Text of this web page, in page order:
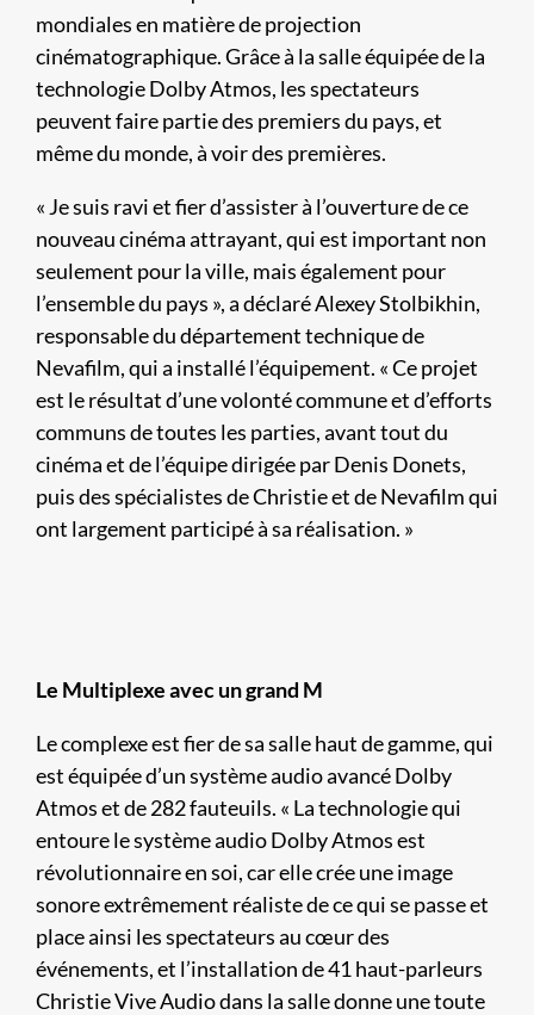
mondiales en matière de projection
cinématographique. Grâce à la salle équipée de la
technologie Dolby Atmos, les spectateurs
peuvent faire partie des premiers du pays, et
même du monde, à voir des premières.
« Je suis ravi et fier d’assister à l’ouverture de ce
nouveau cinéma attrayant, qui est important non
seulement pour la ville, mais également pour
l’ensemble du pays », a déclaré Alexey Stolbikhin,
responsable du département technique de
Nevafilm, qui a installé l’équipement. « Ce projet
est le résultat d’une volonté commune et d’efforts
communs de toutes les parties, avant tout du
cinéma et de l’équipe dirigée par Denis Donets,
puis des spécialistes de Christie et de Nevafilm qui
ont largement participé à sa réalisation. »
Le Multiplexe avec un grand M
Le complexe est fier de sa salle haut de gamme, qui
est équipée d’un système audio avancé Dolby
Atmos et de 282 fauteuils. « La technologie qui
entoure le système audio Dolby Atmos est
révolutionnaire en soi, car elle crée une image
sonore extrêmement réaliste de ce qui se passe et
place ainsi les spectateurs au cœur des
événements, et l’installation de 41 haut-parleurs
Christie Vive Audio dans la salle donne une toute